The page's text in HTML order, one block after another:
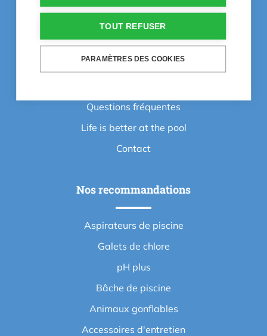
Liens utiles
Vidéos d'apprentisage
Inspiration
Questions fréquentes
Life is better at the pool
Contact
Nos recommandations
Aspirateurs de piscine
Galets de chlore
pH plus
Bâche de piscine
Animaux gonflables
Accessoires d'entretien
TOUT REFUSER
PARAMÈTRES DES COOKIES